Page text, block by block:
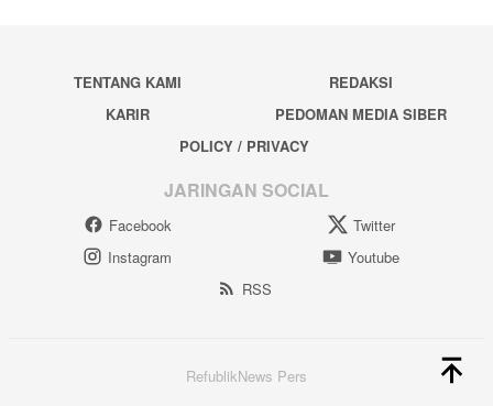
TENTANG KAMI
REDAKSI
KARIR
PEDOMAN MEDIA SIBER
POLICY / PRIVACY
JARINGAN SOCIAL
Facebook
Twitter
Instagram
Youtube
RSS
RefublikNews Pers